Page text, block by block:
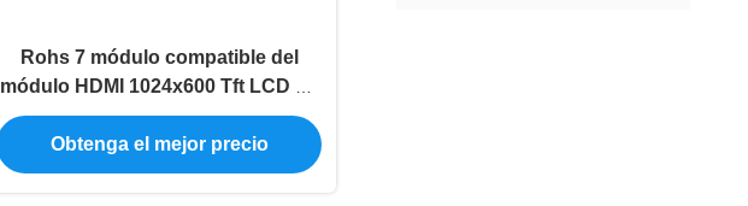
Rohs 7 módulo compatible del
módulo HDMI 1024x600 Tft LCD de
la exhibición del Lcd de la pulgada
Obtenga el mejor precio